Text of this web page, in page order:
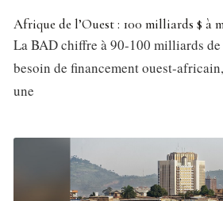
Afrique de l’Ouest : 100 milliards $ à
La BAD chiffre à 90-100 milliards
besoin de financement ouest-
une